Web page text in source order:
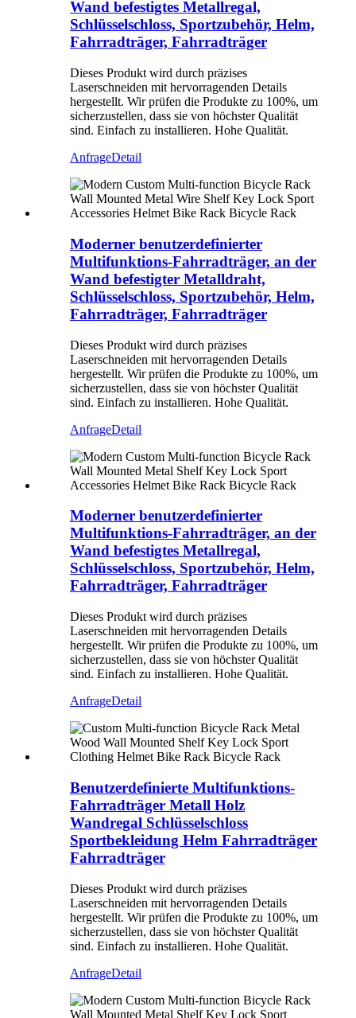
Wand befestigtes Metallregal,
Schlüsselschloss, Sportzubehör, Helm,
Fahrradträger, Fahrradträger
Dieses Produkt wird durch präzises
Laserschneiden mit hervorragenden Details
hergestellt. Wir prüfen die Produkte zu 100%, um
sicherzustellen, dass sie von höchster Qualität
sind. Einfach zu installieren. Hohe Qualität.
AnfrageDetail
Moderner benutzerdefinierter
Multifunktions-Fahrradträger, an der
Wand befestigter Metalldraht,
Schlüsselschloss, Sportzubehör, Helm,
Fahrradträger, Fahrradträger
Dieses Produkt wird durch präzises
Laserschneiden mit hervorragenden Details
hergestellt. Wir prüfen die Produkte zu 100%, um
sicherzustellen, dass sie von höchster Qualität
sind. Einfach zu installieren. Hohe Qualität.
AnfrageDetail
Moderner benutzerdefinierter
Multifunktions-Fahrradträger, an der
Wand befestigtes Metallregal,
Schlüsselschloss, Sportzubehör, Helm,
Fahrradträger, Fahrradträger
Dieses Produkt wird durch präzises
Laserschneiden mit hervorragenden Details
hergestellt. Wir prüfen die Produkte zu 100%, um
sicherzustellen, dass sie von höchster Qualität
sind. Einfach zu installieren. Hohe Qualität.
AnfrageDetail
Benutzerdefinierte Multifunktions-
Fahrradträger Metall Holz
Wandregal Schlüsselschloss
Sportbekleidung Helm Fahrradträger
Fahrradträger
Dieses Produkt wird durch präzises
Laserschneiden mit hervorragenden Details
hergestellt. Wir prüfen die Produkte zu 100%, um
sicherzustellen, dass sie von höchster Qualität
sind. Einfach zu installieren. Hohe Qualität.
AnfrageDetail